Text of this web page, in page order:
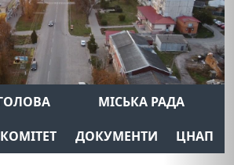
МІСЬКА РАДА
ДОКУМЕНТИ ЦНАП